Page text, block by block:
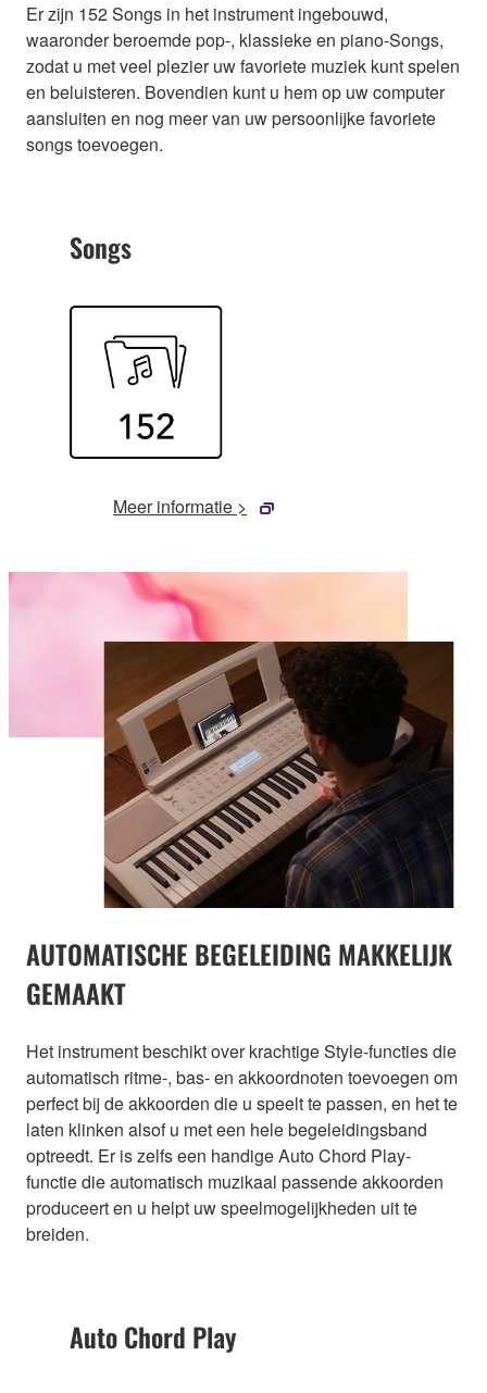
Er zijn 152 Songs in het instrument ingebouwd,
waaronder beroemde pop-, klassieke en piano-Songs,
zodat u met veel plezier uw favoriete muziek kunt spelen
en beluisteren. Bovendien kunt u hem op uw computer
aansluiten en nog meer van uw persoonlijke favoriete
songs toevoegen.
Songs
Meer informatie >
AUTOMATISCHE BEGELEIDING MAKKELIJK
GEMAAKT
Het instrument beschikt over krachtige Style-functies die
automatisch ritme-, bas- en akkoordnoten toevoegen om
perfect bij de akkoorden die u speelt te passen, en het te
laten klinken alsof u met een hele begeleidingsband
optreedt. Er is zelfs een handige Auto Chord Play-
functie die automatisch muzikaal passende akkoorden
produceert en u helpt uw speelmogelijkheden uit te
breiden.
Auto Chord Play